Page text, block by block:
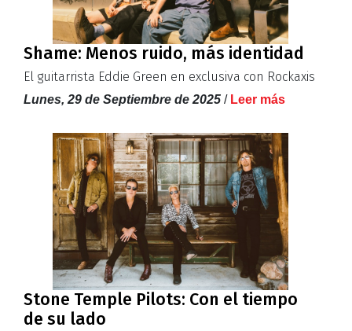
Shame: Menos ruido, más identidad
El guitarrista Eddie Green en exclusiva con Rockaxis
Lunes, 29 de Septiembre de 2025 / Leer más
Stone Temple Pilots: Con el tiempo
de su lado